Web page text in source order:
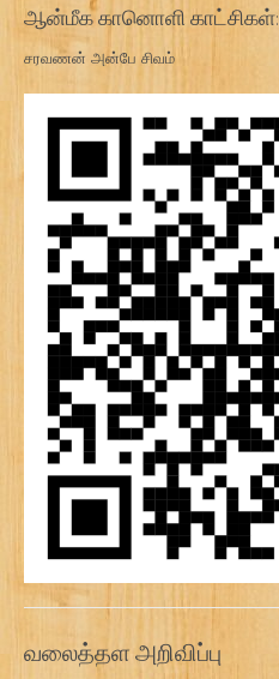
ஆன்மீக கானொளி காட்சிகள்:
சரவணன் அன்பே சிவம்
வலைத்தள அறிவிப்பு